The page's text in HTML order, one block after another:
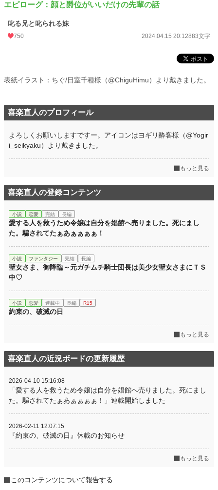
エピローグ：顔と爵位がいいだけの先輩の話
叱る兄と叱られる妹
750 2024.04.15 20:12883文字
表紙イラスト：ちぐ/日室千種様（@ChiguHimu）より戴きました。
喜楽直人のプロフィール
よろしくお願いしますですー。アイコンはヨギリ酔客様（@Yogir
i_seikyaku）より戴きました。
もっと見る
喜楽直人の登録コンテンツ
小説 恋愛 完結 長編
愛する人を救うため令嬢は自分を娼館へ売りました。死にまし
た。騙されてたぁあぁぁぁぁ！
小説 ファンタジー 完結 長編
聖女さま、御降臨～元ガチムチ騎士団長は美少女聖女さまにＴＳ
中♡
小説 恋愛 連載中 長編 R15
約束の、破滅の日
もっと見る
喜楽直人の近況ボードの更新履歴
2026-04-10 15:16:08
「愛する人を救うため令嬢は自分を娼館へ売りました。死にまし
た。騙されてたぁあぁぁぁぁ！」連載開始しました
2026-02-11 12:07:15
『約束の、破滅の日』休載のお知らせ
もっと見る
このコンテンツについて報告する